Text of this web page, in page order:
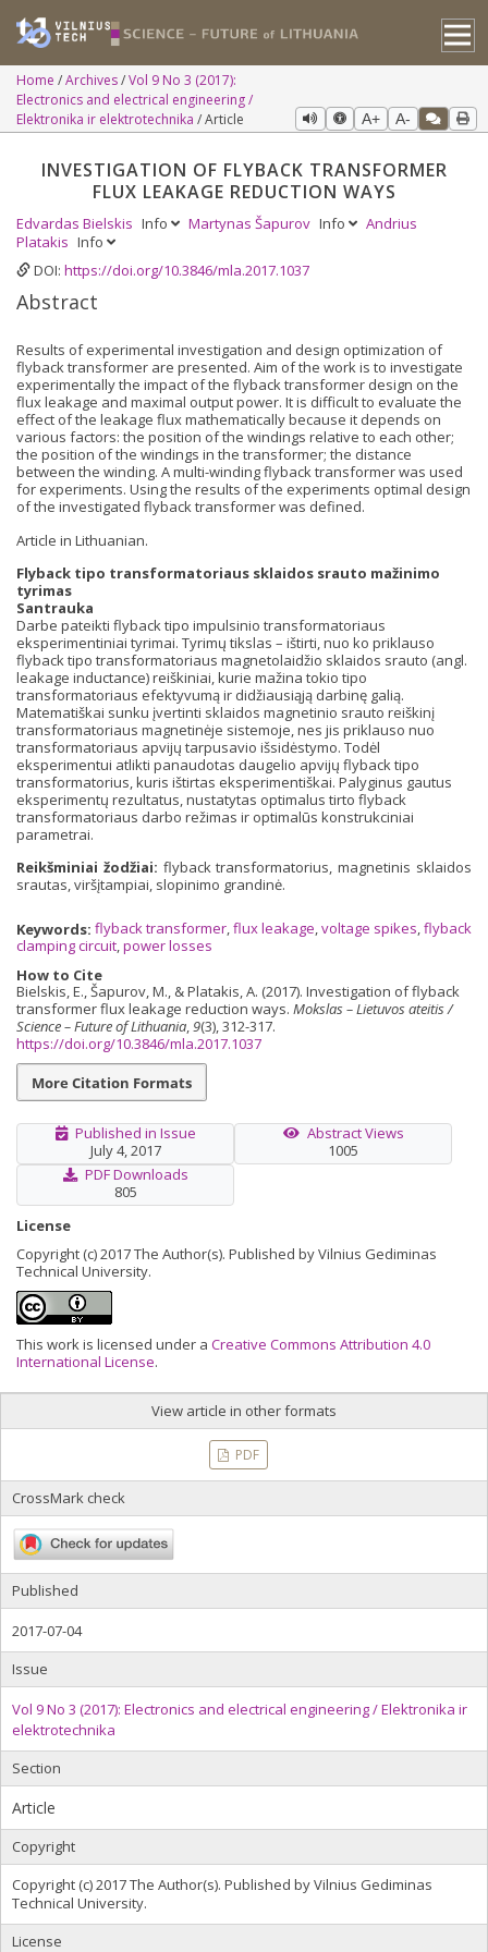
Home Archives Vol 9 No 3 (2017):
Electronics and electrical engineering /
Elektronika ir elektrotechnika
Article A+ A-
INVESTIGATION OF FLYBACK TRANSFORMER
FLUX LEAKAGE REDUCTION WAYS
Edvardas Bielskis Info Martynas Šapurov Info
Andrius
Platakis Info
DOI: https://doi.org/10.3846/mla.2017.1037
Abstract
Results of experimental investigation and design optimization of
flyback transformer are presented. Aim of the work is to investigate
experimentally the impact of the flyback transformer design on the
flux leakage and maximal output power. It is difficult to evaluate the
effect of the leakage flux mathematically because it depends on
various factors: the position of the windings relative to each other;
the position of the windings in the transformer; the distance
between the winding. A multi-winding flyback transformer was used
for experiments. Using the results of the experiments optimal design
of the investigated flyback transformer was defined.
Article in Lithuanian.
Flyback tipo transformatoriaus sklaidos srauto mažinimo
tyrimas
Santrauka
Darbe pateikti flyback tipo impulsinio transformatoriaus
eksperimentiniai tyrimai. Tyrimų tikslas – ištirti, nuo ko priklauso
flyback tipo transformatoriaus magnetolaidžio sklaidos srauto (angl.
leakage inductance) reiškiniai, kurie mažina tokio tipo
transformatoriaus efektyvumą ir didžiausiąją darbinę galią.
Matematiškai sunku įvertinti sklaidos magnetinio srauto reiškinį
transformatoriaus magnetinėje sistemoje, nes jis priklauso nuo
transformatoriaus apvijų tarpusavio išsidėstymo. Todėl
eksperimentui atlikti panaudotas daugelio apvijų flyback tipo
transformatorius, kuris ištirtas eksperimentiškai. Palyginus gautus
eksperimentų rezultatus, nustatytas optimalus tirto flyback
transformatoriaus darbo režimas ir optimalūs konstrukciniai
parametrai.
Reikšminiai žodžiai: flyback transformatorius, magnetinis sklaidos
srautas, viršįtampiai, slopinimo grandinė.
Keywords: flyback transformer,flux leakage,voltage spikes,flyback
clamping circuit,power losses
How to Cite
Bielskis, E., Šapurov, M., & Platakis, A. (2017). Investigation of flyback
transformer flux leakage reduction ways. Mokslas – Lietuvos ateitis /
Science – Future of Lithuania,9(3), 312-317.
https://doi.org/10.3846/mla.2017.1037
More Citation Formats
Published in Issue
July 4, 2017
Abstract Views
1005
PDF Downloads
805
License
Copyright (c) 2017 The Author(s). Published by Vilnius Gediminas
Technical University.
This work is licensed under a Creative Commons Attribution 4.0
International License.
View article in other formats
PDF
CrossMark check
Published
2017-07-04
Issue
Vol 9 No 3 (2017): Electronics and electrical engineering / Elektronika ir
elektrotechnika
Section
Article
Copyright
Copyright (c) 2017 The Author(s). Published by Vilnius Gediminas
Technical University.
License